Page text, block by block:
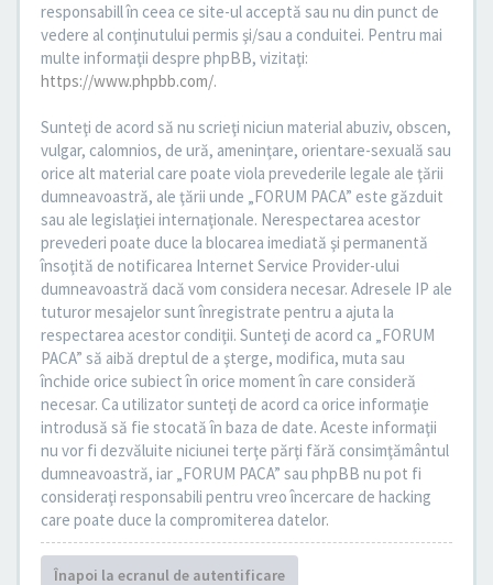
responsabill în ceea ce site-ul acceptă sau nu din punct de
vedere al conţinutului permis şi/sau a conduitei. Pentru mai
multe informaţii despre phpBB, vizitaţi:
https://www.phpbb.com/.
Sunteţi de acord să nu scrieţi niciun material abuziv, obscen,
vulgar, calomnios, de ură, ameninţare, orientare-sexuală sau
orice alt material care poate viola prevederile legale ale ţării
dumneavoastră, ale ţării unde „FORUM PACA” este găzduit
sau ale legislaţiei internaţionale. Nerespectarea acestor
prevederi poate duce la blocarea imediată şi permanentă
însoţită de notificarea Internet Service Provider-ului
dumneavoastră dacă vom considera necesar. Adresele IP ale
tuturor mesajelor sunt înregistrate pentru a ajuta la
respectarea acestor condiţii. Sunteţi de acord ca „FORUM
PACA” să aibă dreptul de a şterge, modifica, muta sau
închide orice subiect în orice moment în care consideră
necesar. Ca utilizator sunteţi de acord ca orice informaţie
introdusă să fie stocată în baza de date. Aceste informaţii
nu vor fi dezvăluite niciunei terţe părţi fără consimţământul
dumneavoastră, iar „FORUM PACA” sau phpBB nu pot fi
consideraţi responsabili pentru vreo încercare de hacking
care poate duce la compromiterea datelor.
Înapoi la ecranul de autentificare